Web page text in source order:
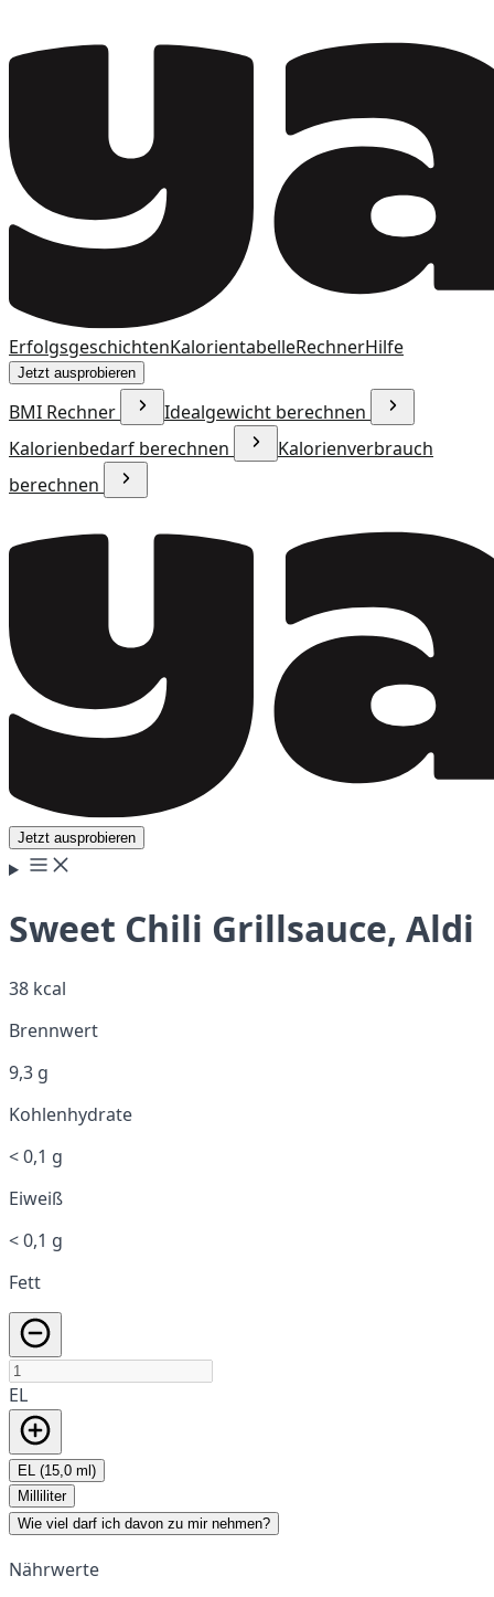
ErfolgsgeschichtenKalorientabelleRechnerHilfe
Jetzt ausprobieren
BMI Rechner
Idealgewicht berechnen
Kalorienbedarf berechnen
Kalorienverbrauch
berechnen
Jetzt ausprobieren
Sweet Chili Grillsauce, Aldi
38 kcal
Brennwert
9,3 g
Kohlenhydrate
< 0,1 g
Eiweiß
< 0,1 g
Fett
EL
EL (15,0 ml)
Milliliter
Wie viel darf ich davon zu mir nehmen?
Nährwerte